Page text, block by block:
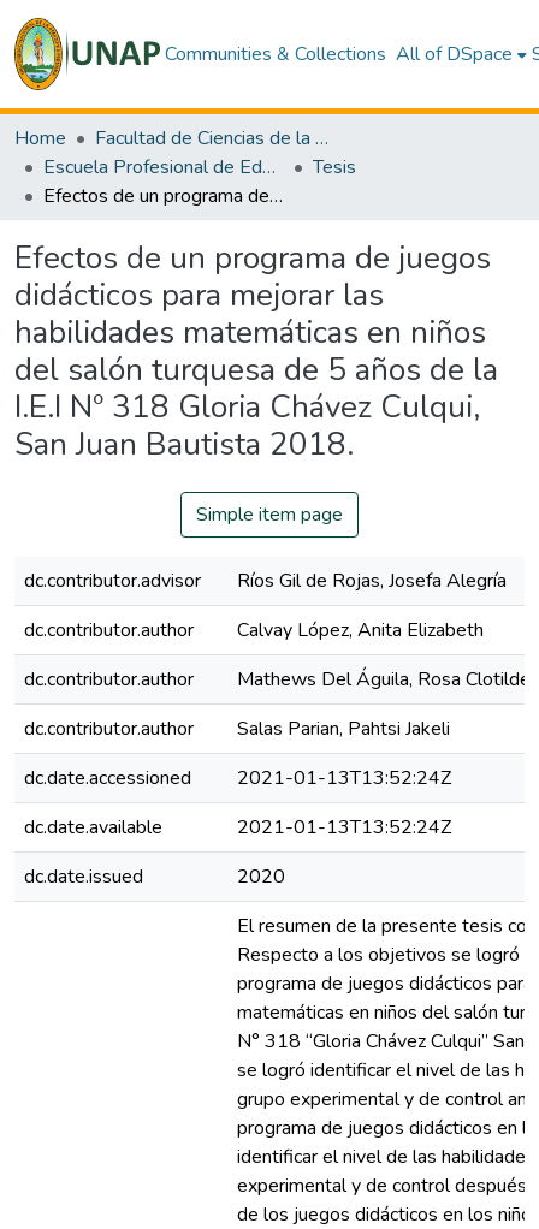
Communities & Collections All of DSpace
Home
Facultad de Ciencias de la Educación y Humanidades
Escuela Profesional de Educación Inicial
Tesis
Efectos de un programa de juegos didácticos para mejorar las habilidades matemáticas en niños del salón turquesa de 5 años de la I.E.I Nº 318 Gloria Chávez Culqui, San Juan Bautista 2018.
Efectos de un programa de juegos
didácticos para mejorar las
habilidades matemáticas en niños
del salón turquesa de 5 años de la
I.E.I Nº 318 Gloria Chávez Culqui,
San Juan Bautista 2018.
Simple item page
dc.contributor.advisor
Ríos Gil de Rojas, Josefa Alegría
dc.contributor.author
Calvay López, Anita Elizabeth
dc.contributor.author
Mathews Del Águila, Rosa Clotilde
dc.contributor.author
Salas Parian, Pahtsi Jakeli
dc.date.accessioned
2021-01-13T13:52:24Z
dc.date.available
2021-01-13T13:52:24Z
dc.date.issued
2020
El resumen de la presente tesis
Respecto a los objetivos se logró
programa de juegos didácticos
matemáticas en niños del salón
N° 318 “Gloria Chávez Culqui”
se logró identificar el nivel de las
grupo experimental y de control
programa de juegos didácticos en
identificar el nivel de las
experimental y de control después
de los juegos didácticos en los